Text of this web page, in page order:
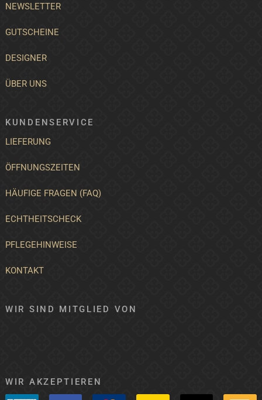
NEWSLETTER
GUTSCHEINE
DESIGNER
ÜBER UNS
KUNDENSERVICE
LIEFERUNG
ÖFFNUNGSZEITEN
HÄUFIGE FRAGEN (FAQ)
ECHTHEITSCHECK
PFLEGEHINWEISE
KONTAKT
WIR SIND MITGLIED VON
WIR AKZEPTIEREN